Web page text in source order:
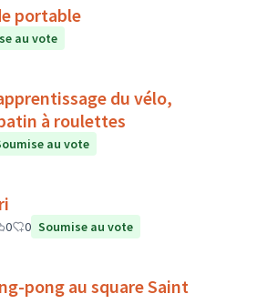
portable
au vote
du vélo,
à roulettes
au vote
0 0 Soumise au vote
pong au square Saint